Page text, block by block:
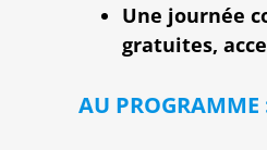
Une journée
gratuites,
AU PROGRAMME